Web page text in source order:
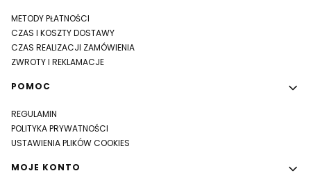
METODY PŁATNOŚCI
CZAS I KOSZTY DOSTAWY
CZAS REALIZACJI ZAMÓWIENIA
ZWROTY I REKLAMACJE
POMOC
REGULAMIN
POLITYKA PRYWATNOŚCI
USTAWIENIA PLIKÓW COOKIES
MOJE KONTO